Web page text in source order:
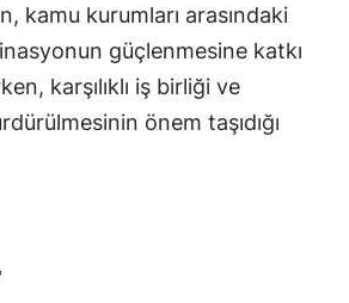
kamu kurumları arasındaki
güçlenmesine katkı
karşılıklı iş birliği ve
önem taşıdığı